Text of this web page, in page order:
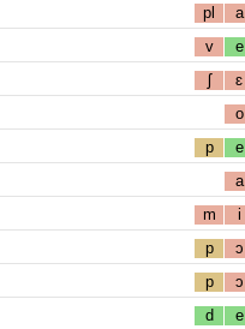
pl a
v e
ʃ ɛ
o
p e
a
m i
p ɔ
p ɔ
d e